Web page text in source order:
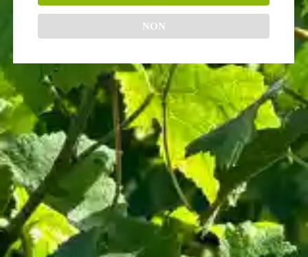
Nous contacter
Pour toute demande d’informations, contactez nous par mail via
notre
formulaire de contact ou par téléphone au 06 74 12 33 44.
Facebook
Instagram
Paiement sécurisé
NON